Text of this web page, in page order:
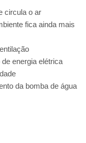
circula o ar
fica ainda mais
energia elétrica
da bomba de água